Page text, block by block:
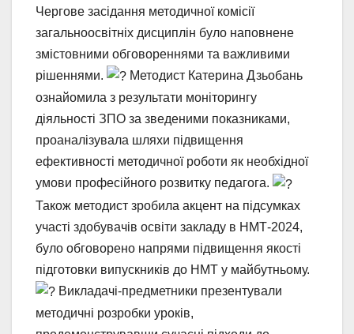
Чергове засідання методичної комісії
загальноосвітніх дисциплін було наповнене
змістовними обговореннями та важливими
рішеннями.
Методист Катерина Дзьобань
ознайомила з результати моніторингу
діяльності ЗПО за зведеними показниками,
проаналізувала шляхи підвищення
ефективності методичної роботи як необхідної
умови професійного розвитку педагога.
Також методист зробила акцент на підсумках
участі здобувачів освіти закладу в НМТ-2024,
було обговорено напрями підвищення якості
підготовки випускників до НМТ у майбутньому.
Викладачі-предметники презентували
методичні розробки уроків,